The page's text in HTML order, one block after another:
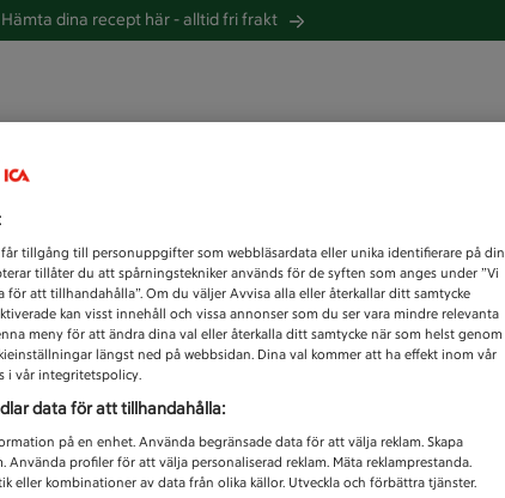
Hämta dina recept här -alltid fri frakt
Unknown error
tillgång till personuppgifter som webbläsardata eller unika identifierare på din
tillåter du att spårningstekniker används för de syften som anges under ”Vi
för att tillhandahålla”. Om du väljer Avvisa alla eller återkallar ditt samtycke
kan visst innehåll och vissa annonser som du ser vara mindre relevanta
meny för att ändra dina val eller återkalla ditt samtycke när som helst genom
längst ned på webbsidan. Dina val kommer att ha effekt inom vår
i vår integritetspolicy.
data för att tillhandahålla:
på en enhet. Använda begränsade data för att välja reklam. Skapa
Använda profiler för att välja personaliserad reklam. Mäta reklamprestanda.
eller kombinationer av data från olika källor. Utveckla och förbättra tjänster.